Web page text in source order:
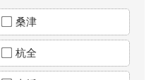
桑津
杭全